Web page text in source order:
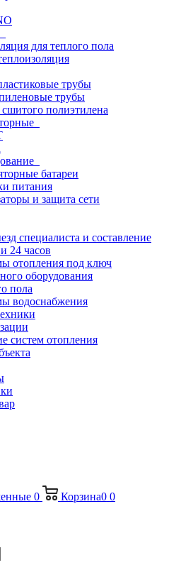
для теплого пола
трубы
трубы
полиэтилена
батареи
питания
и защита сети
специалиста и составление
24 часов
отопления под ключ
оборудования
пола
водоснабжения
систем отопления
0 Корзина0 0